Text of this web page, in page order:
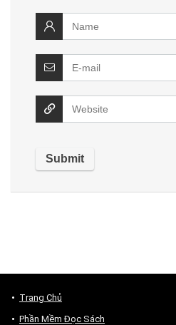
Trang Chủ
Phần Mềm Đọc Sách